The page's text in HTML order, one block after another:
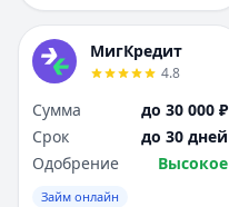
МигКредит
4.8
Сумма
до 30 000 ₽
Срок
до 30 дней
Одобрение
Высокое
Займ онлайн